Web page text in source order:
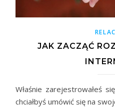
JAK ZACZĄĆ
Właśnie zarejestrowałeś
chciałbyś umówić się na